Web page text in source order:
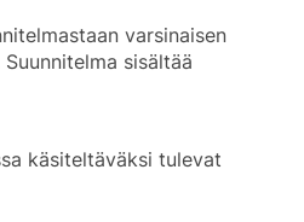
varsinaisen
sisältää
käsiteltäväksi tulevat